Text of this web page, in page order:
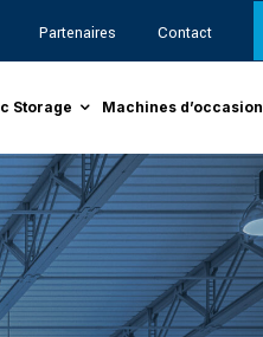
Partenaires Contact
Storage Machines d’occasion